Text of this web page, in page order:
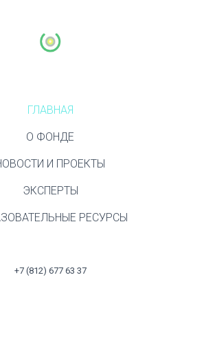
ГЛАВНАЯ
О ФОНДЕ
И ПРОЕКТЫ
ЭКСПЕРТЫ
РЕСУРСЫ
+7 (812) 677 63 37